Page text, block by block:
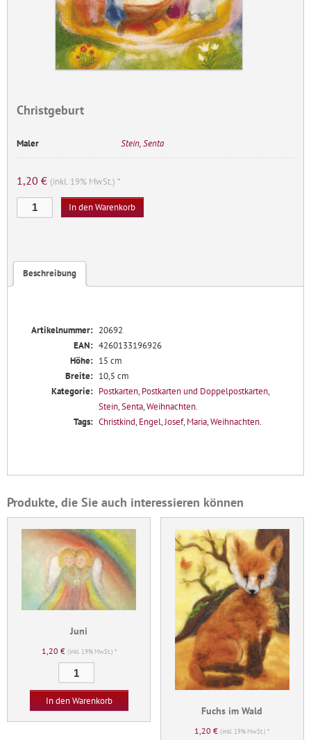
Christgeburt
Maler Stein, Senta
1,20 € (inkl. 19% MwSt.) *
Christgeburt
Menge
In den Warenkorb
Beschreibung
Artikelnummer: 20692
EAN: 4260133196926
Höhe: 15 cm
Breite: 10,5 cm
Kategorie: Postkarten, Postkarten und Doppelpostkarten,
Stein, Senta,Weihnachten.
Tags: Christkind, Engel,Josef, Maria,Weihnachten.
Produkte, die Sie auch interessieren können
Juni
1,20 € (inkl. 19% MwSt.) *
Menge
In den Warenkorb
Fuchs im Wald
1,20€ (inkl. 19% MwSt.) *